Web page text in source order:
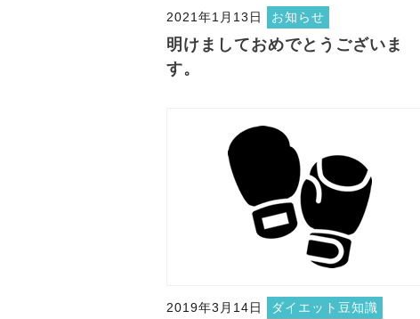
2021年1月13日 お知らせ
明けましておめでとうございま
す。
2019年3月14日 ダイエット豆知識